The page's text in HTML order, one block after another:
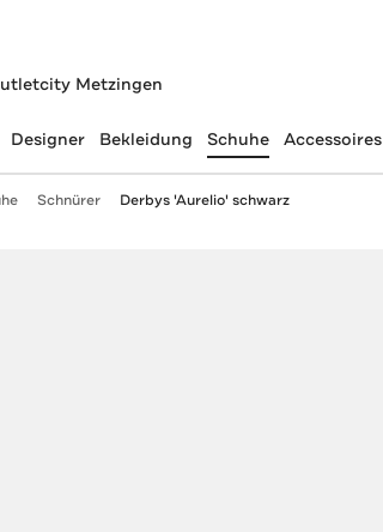
Metzingen
Designer Bekleidung Schuhe Accessoires
Schnürer Derbys 'Aurelio' schwarz